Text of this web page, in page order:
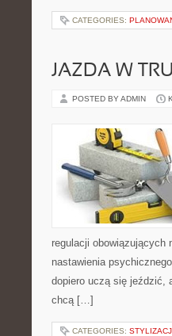
CATEGORIES:
JAZDA W
POSTED BY ADMIN
regulacji obowiązujących
nastawienia
dopiero uczą się jeździć,
chcą […]
CATEGORIES: